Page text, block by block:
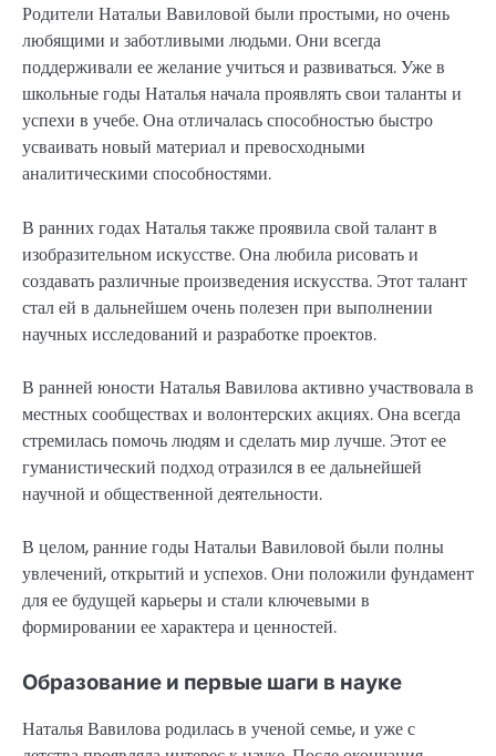
Родители Натальи Вавиловой были простыми, но очень
любящими и заботливыми людьми. Они всегда
поддерживали ее желание учиться и развиваться. Уже в
школьные годы Наталья начала проявлять свои таланты и
успехи в учебе. Она отличалась способностью быстро
усваивать новый материал и превосходными
аналитическими способностями.
В ранних годах Наталья также проявила свой талант в
изобразительном искусстве. Она любила рисовать и
создавать различные произведения искусства. Этот талант
стал ей в дальнейшем очень полезен при выполнении
научных исследований и разработке проектов.
В ранней юности Наталья Вавилова активно участвовала в
местных сообществах и волонтерских акциях. Она всегда
стремилась помочь людям и сделать мир лучше. Этот ее
гуманистический подход отразился в ее дальнейшей
научной и общественной деятельности.
В целом, ранние годы Натальи Вавиловой были полны
увлечений, открытий и успехов. Они положили фундамент
для ее будущей карьеры и стали ключевыми в
формировании ее характера и ценностей.
Образование и первые шаги в науке
Наталья Вавилова родилась в ученой семье, и уже с